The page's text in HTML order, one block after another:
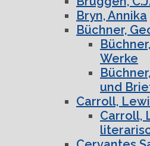
Bryn, Annika
Büchner,
Werke
und
Carroll,
Carroll,